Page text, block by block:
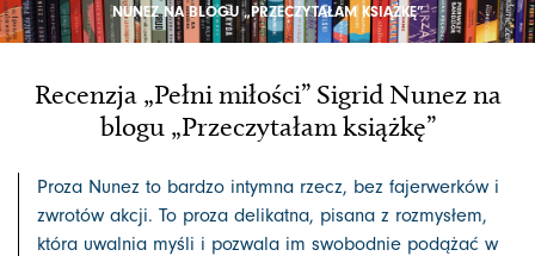
NUNEZ NA BLOGU „PRZECZYTAŁAM KSIĄŻKĘ”
Recenzja „Pełni miłości” Sigrid Nunez na
blogu „Przeczytałam książkę”
Proza Nunez to bardzo intymna rzecz, bez fajerwerków i
zwrotów akcji. To proza delikatna, pisana z rozmysłem,
która uwalnia myśli i pozwala im swobodnie podążać w